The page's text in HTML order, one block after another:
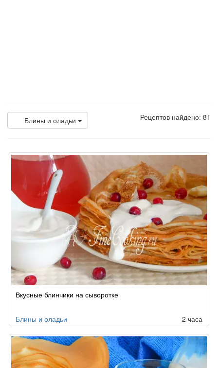
Блины и оладьи Рецептов найдено: 81
Вкусные блинчики на сыворотке
Блины и оладьи 2 часа